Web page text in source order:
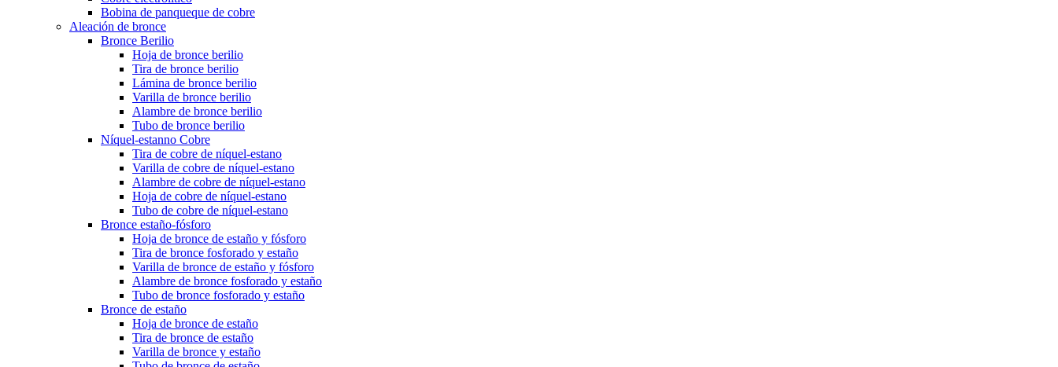
Bobina de panqueque de cobre
Aleación de bronce
Bronce Berilio
Hoja de bronce berilio
Tira de bronce berilio
Lámina de bronce berilio
Varilla de bronce berilio
Alambre de bronce berilio
Tubo de bronce berilio
Níquel-estanno Cobre
Tira de cobre de níquel-estano
Varilla de cobre de níquel-estano
Alambre de cobre de níquel-estano
Hoja de cobre de níquel-estano
Tubo de cobre de níquel-estano
Bronce estaño-fósforo
Hoja de bronce de estaño y fósforo
Tira de bronce fosforado y estaño
Varilla de bronce de estaño y fósforo
Alambre de bronce fosforado y estaño
Tubo de bronce fosforado y estaño
Bronce de estaño
Hoja de bronce de estaño
Tira de bronce de estaño
Varilla de bronce y estaño